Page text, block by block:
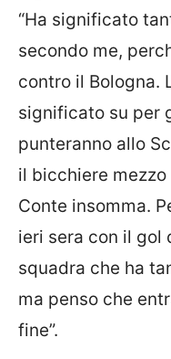
“Ha significato
secondo me,
contro il Bologna.
significato su per
punteranno allo
il bicchiere
Conte insomma.
ieri sera con il gol
squadra che ha
ma penso che
fine”.